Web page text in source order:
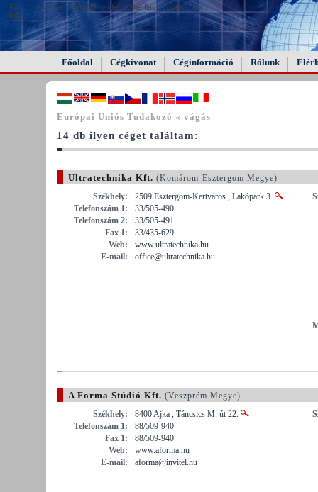
FAIL (the browser should render some flash content, not
this).
Főoldal Cégkivonat Céginformáció Rólunk
Európai Uniós Tudakozó « vágás
14 db ilyen céget találtam:
Ultratechnika Kft. (Komárom-Esztergom Megye)
Székhely:
2509 Esztergom-Kertváros , Lakópark 3.
Telefonszám 1:
33/505-490
Telefonszám 2:
33/505-491
Fax 1:
33/435-629
Web:
www.ultratechnika.hu
E-mail:
office@ultratechnika.hu
A Forma Stúdió Kft. (Veszprém Megye)
Székhely:
8400 Ajka , Táncsics M. út 22.
Telefonszám 1:
88/509-940
Fax 1:
88/509-940
Web:
www.aforma.hu
E-mail:
aforma@invitel.hu